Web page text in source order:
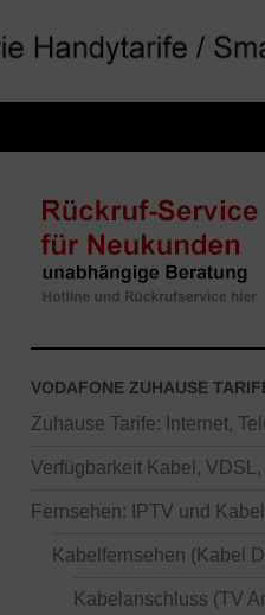
VODAFONE ZUHAUSE
Zuhause Tarife: Internet,
Verfügbarkeit Kabel,
Fernsehen: IPTV und
Kabelfernsehen (Kabel
Kabelanschluss (TV